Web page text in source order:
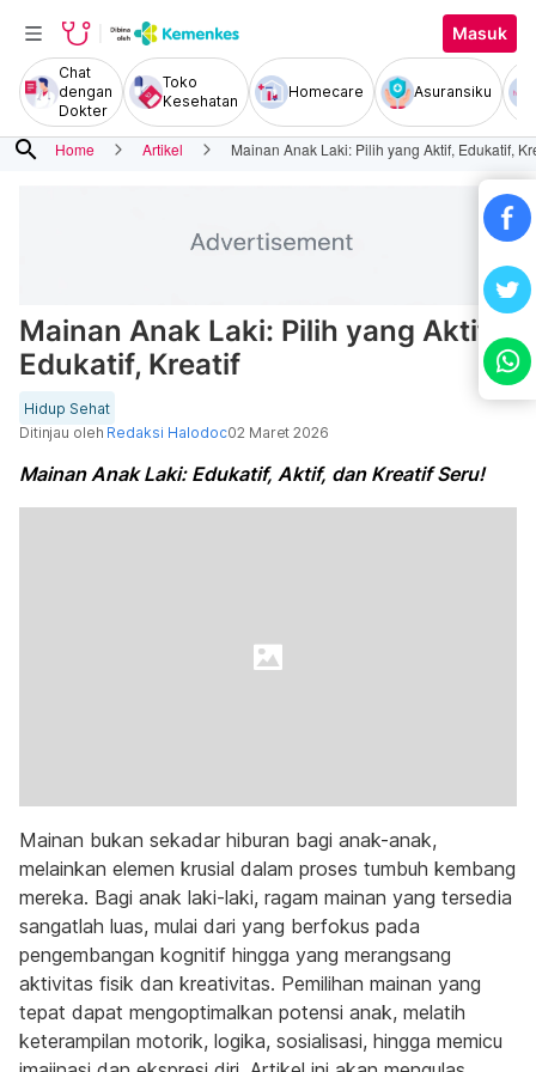
Masuk
Chat
dengan
Dokter
Toko
Kesehatan
Homecare Asuransiku
search Home Artikel Mainan Anak Laki: Pilih yang Aktif, Edukatif,
Mainan Anak Laki: Pilih yang Aktif,
Edukatif, Kreatif
Hidup Sehat
Ditinjau oleh Redaksi Halodoc02 Maret 2026
Mainan Anak Laki: Edukatif, Aktif, dan Kreatif Seru!
Mainan bukan sekadar hiburan bagi anak-anak,
melainkan elemen krusial dalam proses tumbuh kembang
mereka. Bagi anak laki-laki, ragam mainan yang tersedia
sangatlah luas, mulai dari yang berfokus pada
pengembangan kognitif hingga yang merangsang
aktivitas fisik dan kreativitas. Pemilihan mainan yang
tepat dapat mengoptimalkan potensi anak, melatih
keterampilan motorik, logika, sosialisasi, hingga memicu